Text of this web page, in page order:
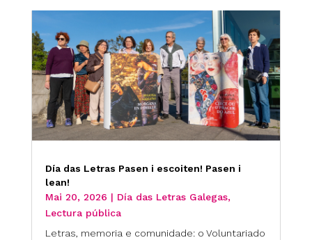
Día das Letras Pasen i escoiten! Pasen i
lean!
Mai 20, 2026 | Día das Letras Galegas,
Lectura pública
Letras, memoria e comunidade: o Voluntariado